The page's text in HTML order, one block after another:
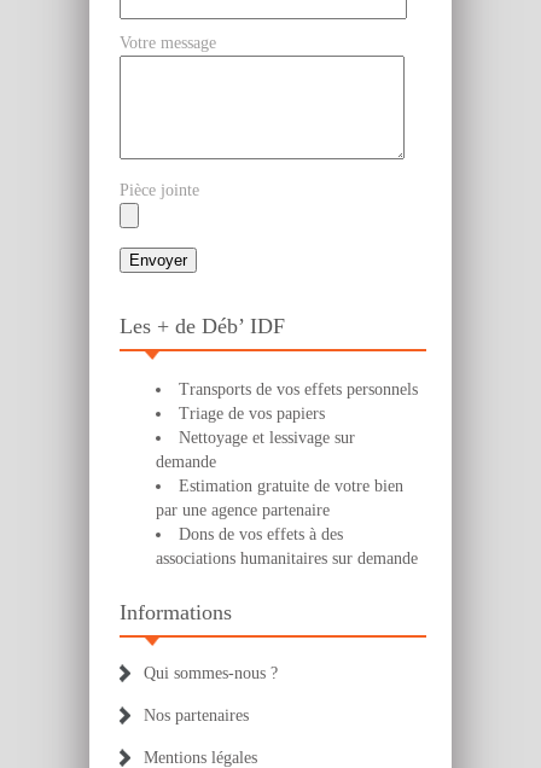
Votre message
Pièce jointe
Les + de Déb’ IDF
Transports de vos effets personnels
Triage de vos papiers
Nettoyage et lessivage sur
demande
Estimation gratuite de votre bien
par une agence partenaire
Dons de vos effets à des
associations humanitaires sur demande
Informations
Qui sommes-nous ?
Nos partenaires
Mentions légales